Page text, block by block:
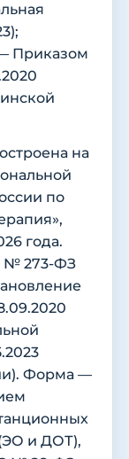
Приказом
на
по
года.
№ 273-ФЗ
Форма —
и ДОТ),